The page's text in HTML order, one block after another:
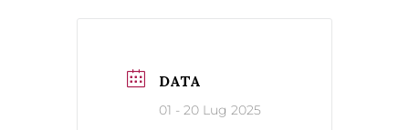
DATA
01 - 20 Lug 2025